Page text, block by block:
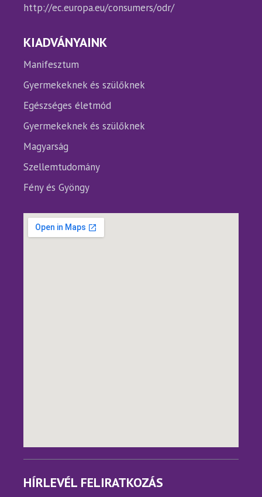
http://ec.europa.eu/consumers/odr/
KIADVÁNYAINK
Manifesztum
Gyermekeknek és szülőknek
Egészséges életmód
Gyermekeknek és szülőknek
Magyarság
Szellemtudomány
Fény és Gyöngy
HÍRLEVÉL FELIRATKOZÁS